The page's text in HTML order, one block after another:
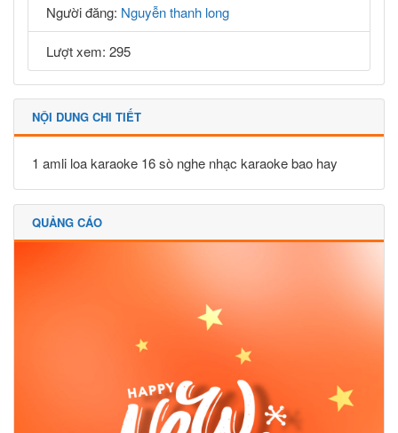
Người đăng: Nguyễn thanh long
Lượt xem: 295
NỘI DUNG CHI TIẾT
1 amli loa karaoke 16 sò nghe nhạc karaoke bao hay
QUẢNG CÁO